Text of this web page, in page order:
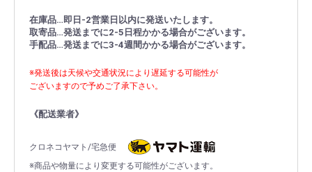
在庫品…即日-2営業日以内に発送いたします。
取寄品…発送までに2-5日程かかる場合がございます。
手配品…発送までに3-4週間かかる場合がございます。
※発送後は天候や交通状況により遅延する可能性が
ございますので予めご了承下さい。
《配送業者》
クロネコヤマト/宅急便
※商品や物量により変更する可能性がございます。